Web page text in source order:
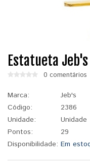
Estatueta Jeb's
0 comentários
Marca:
Jeb's
Código:
2386
Unidade:
Unidade
Pontos:
29
Disponibilidade: Em